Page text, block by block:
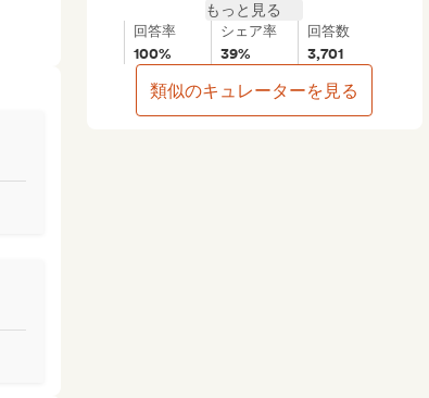
もっと見る
回答率
100%
シェア率
39%
回答数
3,701
類似のキュレーターを見る